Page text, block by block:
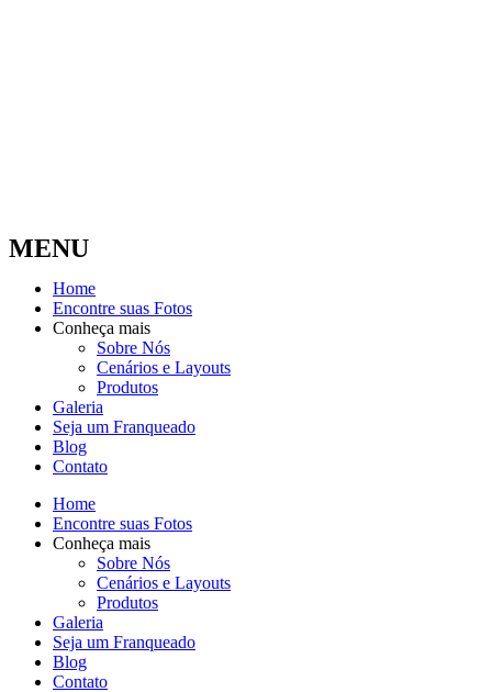
MENU
Home
Encontre suas Fotos
Conheça mais
Sobre Nós
Cenários e Layouts
Produtos
Galeria
Seja um Franqueado
Blog
Contato
Home
Encontre suas Fotos
Conheça mais
Sobre Nós
Cenários e Layouts
Produtos
Galeria
Seja um Franqueado
Blog
Contato